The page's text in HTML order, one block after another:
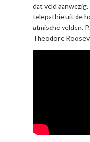
dat veld
telepathie uit de
atmische velden.
Theodore